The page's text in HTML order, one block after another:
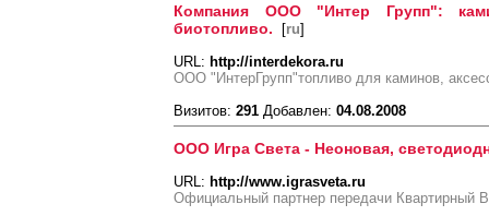
Компания ООО "Интер Групп":
биотопливо. [ru]
URL: http://interdekora.ru
ООО "ИнтерГрупп"топливо для каминов,
Визитов: 291 Добавлен: 04.08.2008
ООО Игра Света - Неоновая,
URL: http://www.igrasveta.ru
Официальный партнер передачи Квартирный